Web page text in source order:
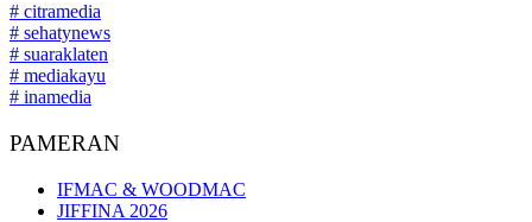
# citramedia
# sehatynews
# suaraklaten
# mediakayu
# inamedia
PAMERAN
IFMAC & WOODMAC
JIFFINA 2026